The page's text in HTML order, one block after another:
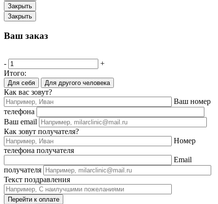
Закрыть
Закрыть
Ваш заказ
-
+
Итого:
Для себя Для другого человека
Как вас зовут?
Ваш номер
телефона
Ваш email
Как зовут получателя?
Номер
телефона получателя
Email
получателя
Текст поздравления
Перейти к оплате